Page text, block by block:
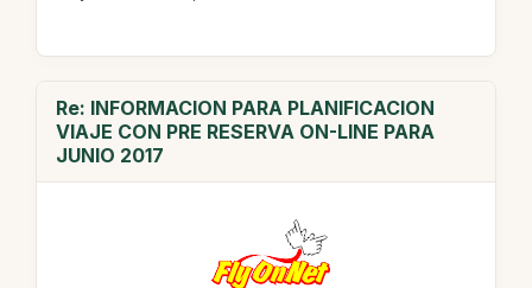
Re: INFORMACION PARA PLANIFICACION
VIAJE CON PRE RESERVA ON-LINE PARA
JUNIO 2017